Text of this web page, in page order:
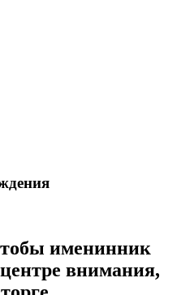
именинник
внимания,